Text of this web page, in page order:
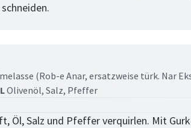
(Rob-e Anar, ersatzweise türk. Nar
Olivenöl, Salz, Pfeffer
Öl, Salz und Pfeffer verquirlen. Mit